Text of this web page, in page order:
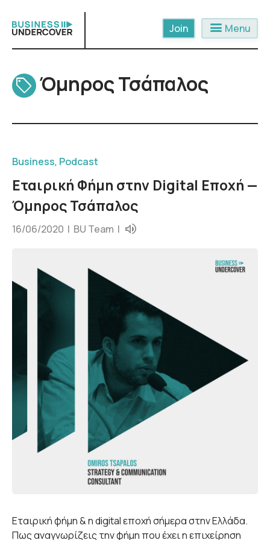
content
menu Menu
Όμηρος Τσάπαλος
Business, Podcast
Εταιρική Φήμη στην Digital Εποχή —
Όμηρος Τσάπαλος
16/06/2020 | BU Team |
Εταιρική φήμη & η digital εποχή σήμερα στην Ελλάδα.
Πως αναγνωρίζεις την φήμη που έχει η επιχείρηση